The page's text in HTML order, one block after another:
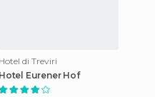
Hotel di Treviri
Hotel Eurener Hof